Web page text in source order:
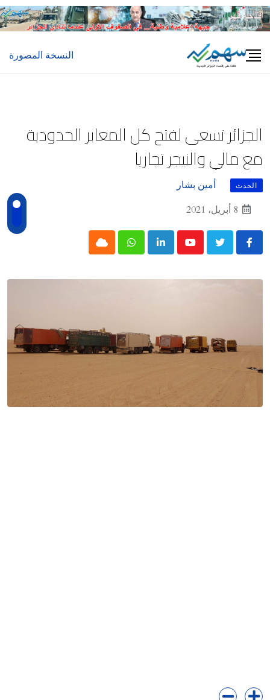
Skip
to
النسخة المصورة
الجزائر تسعى لفتح كل المعابر الحدودية
مع مالي والنيجر تجاريا
الحدث
أمين بشار
8 أبريل، 2021
Youtube
LinkedIn
Whatsapp
Cloud